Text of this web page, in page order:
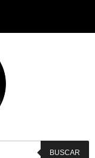
BUSCAR